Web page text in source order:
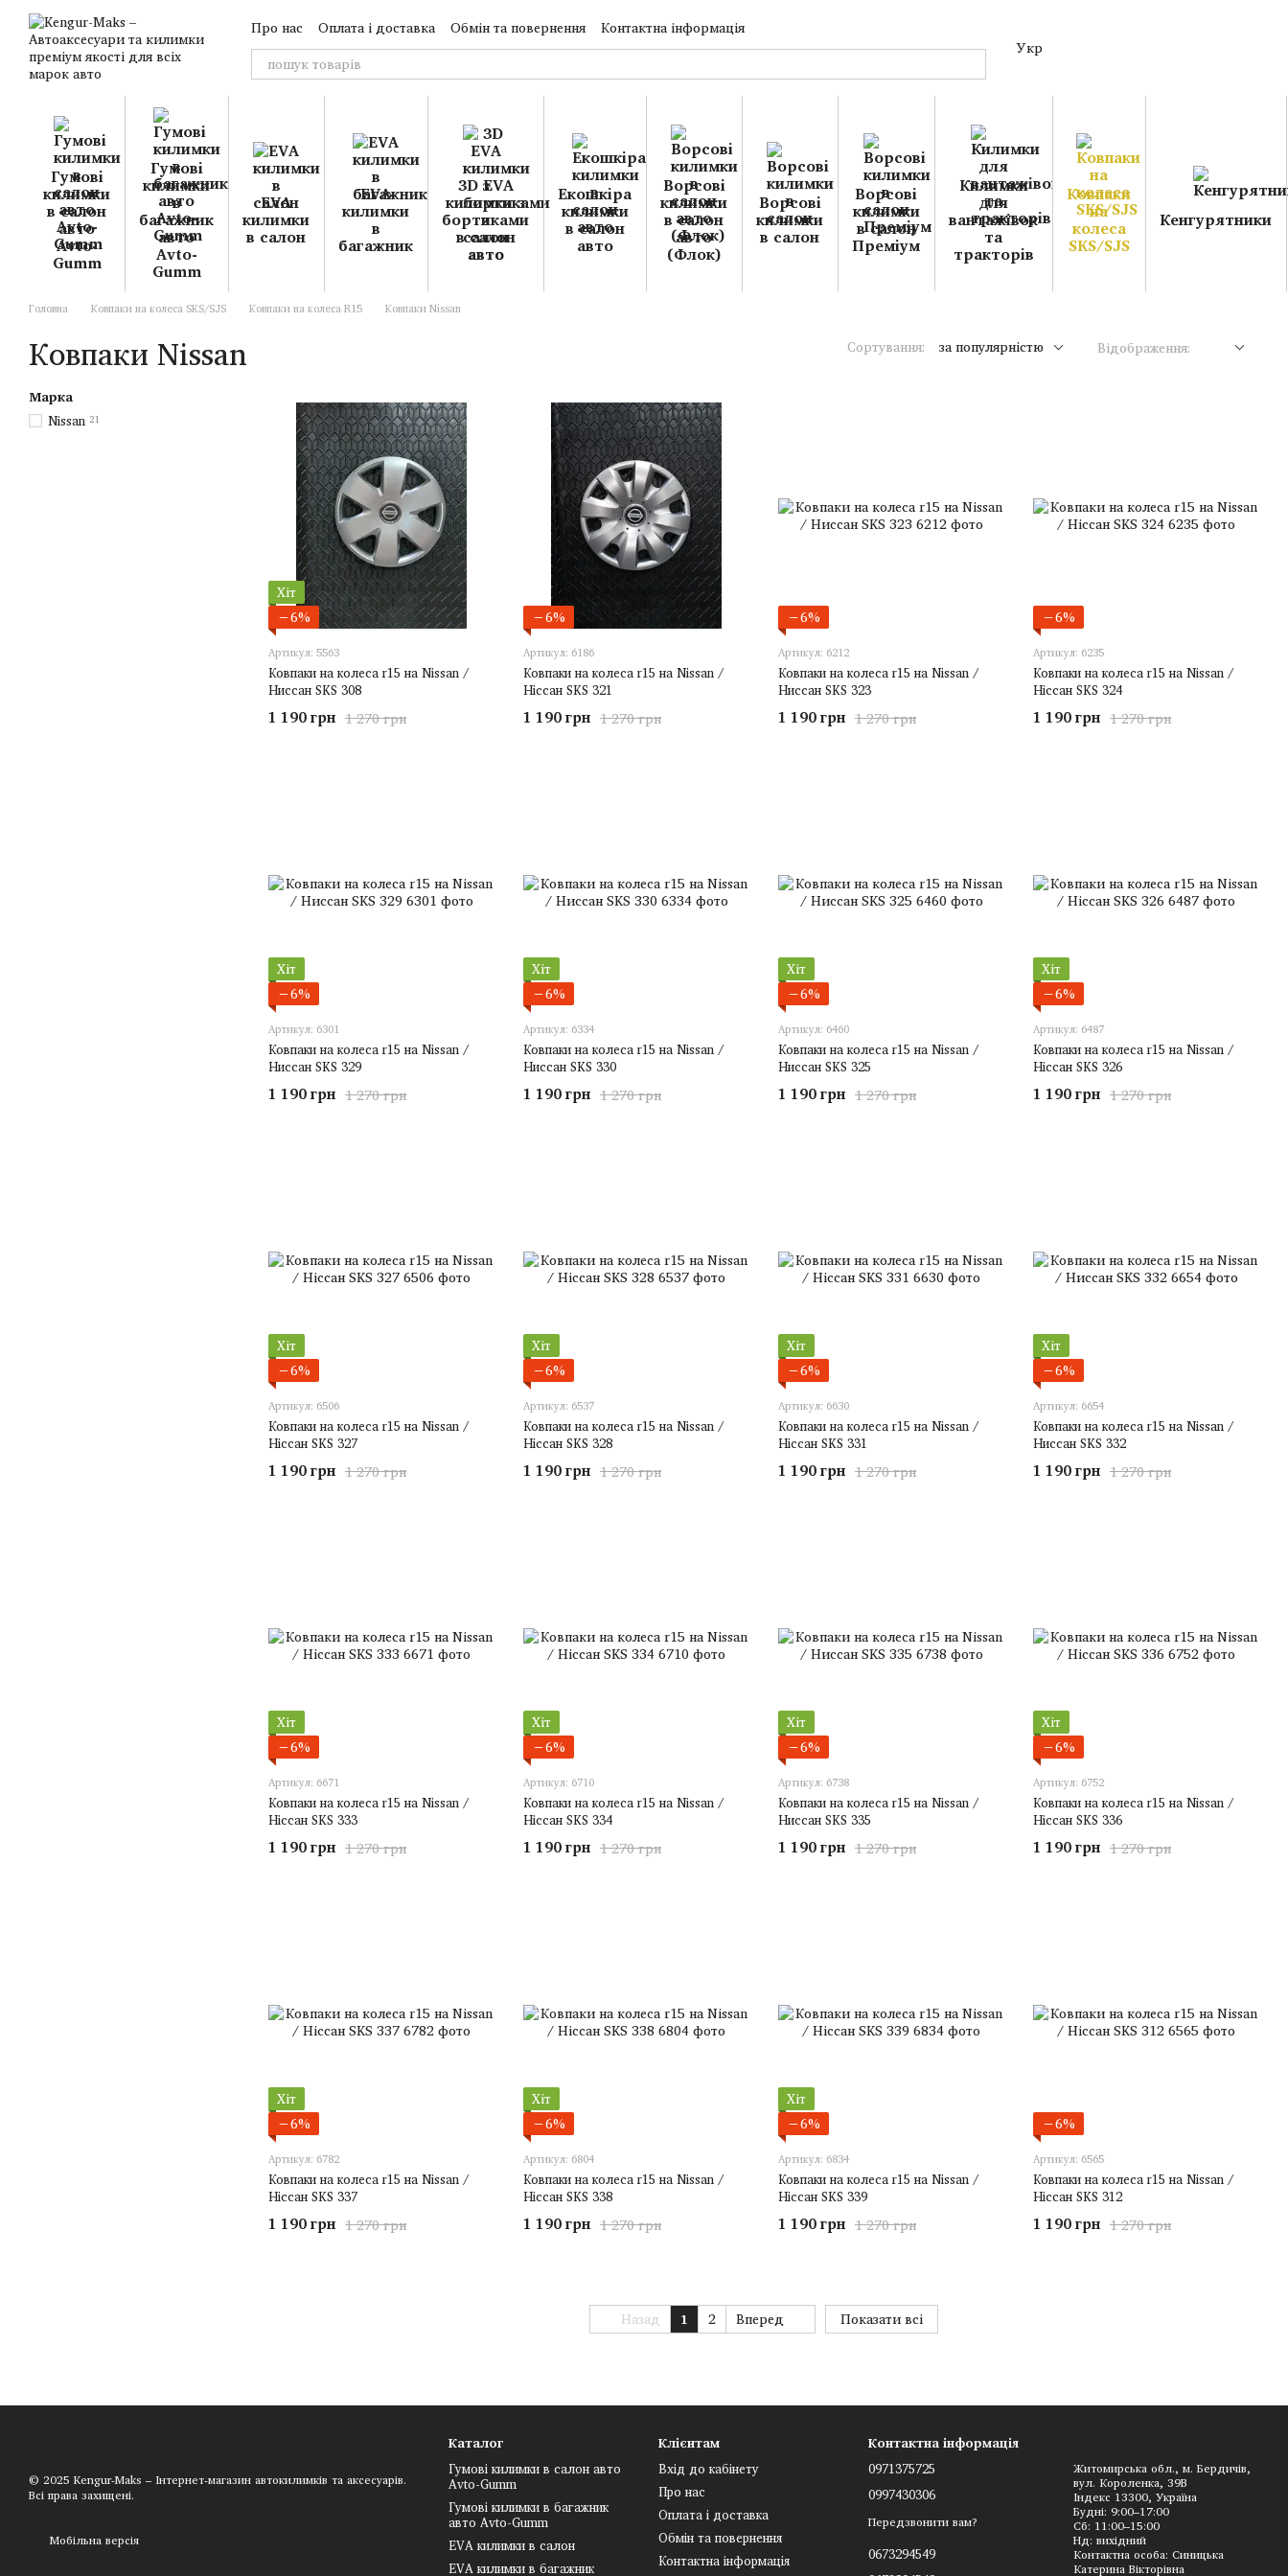
Перейти до основного контенту
Про нас Оплата і доставка Обмін та повернення
Контактна інформація
Укр
Гумові
килимки
в салон
авто
Avto-
Gumm
Гумові
килимки
в
багажник
авто
Avto-
Gumm
EVA
килимки
в салон
EVA
килимки
в
багажник
3D EVA
килимки з
бортиками
в салон
авто
Екошкіра
килимки
в салон
авто
Ворсові
килимки
в салон
авто
(Флок)
Ворсові
килимки
в салон
Ворсові
килимки
в салон
Преміум
Килимки
для
вантажівок
та
тракторів
Ковпаки
на
колеса
SKS/SJS
Кенгурятники
Головна Ковпаки на колеса SKS/SJS Ковпаки на колеса R15 Ковпаки Nissan
Ковпаки Nissan Сортування: за популярністю Відображення:
Хіт
−6%
Артикул: 5563
Ковпаки на колеса r15 на Nissan /
Ниссан SKS 308
1 270 грн
1 190 грн
−6%
Артикул: 6186
Ковпаки на колеса r15 на Nissan /
Ніссан SKS 321
1 270 грн
1 190 грн
−6%
Артикул: 6212
Ковпаки на колеса r15 на Nissan /
Ниссан SKS 323
1 270 грн
1 190 грн
−6%
Артикул: 6235
Ковпаки на колеса r15 на Nissan /
Ніссан SKS 324
1 270 грн
1 190 грн
Хіт
−6%
Артикул: 6301
Ковпаки на колеса r15 на Nissan /
Ниссан SKS 329
1 270 грн
1 190 грн
Хіт
−6%
Артикул: 6334
Ковпаки на колеса r15 на Nissan /
Ниссан SKS 330
1 270 грн
1 190 грн
Хіт
−6%
Артикул: 6460
Ковпаки на колеса r15 на Nissan /
Ниссан SKS 325
1 270 грн
1 190 грн
Хіт
−6%
Артикул: 6487
Ковпаки на колеса r15 на Nissan /
Ніссан SKS 326
1 270 грн
1 190 грн
Хіт
−6%
Артикул: 6506
Ковпаки на колеса r15 на Nissan /
Ніссан SKS 327
1 270 грн
1 190 грн
Хіт
−6%
Артикул: 6537
Ковпаки на колеса r15 на Nissan /
Ніссан SKS 328
1 270 грн
1 190 грн
Хіт
−6%
Артикул: 6630
Ковпаки на колеса r15 на Nissan /
Ніссан SKS 331
1 270 грн
1 190 грн
Хіт
−6%
Артикул: 6654
Ковпаки на колеса r15 на Nissan /
Ниссан SKS 332
1 270 грн
1 190 грн
Хіт
−6%
Артикул: 6671
Ковпаки на колеса r15 на Nissan /
Ніссан SKS 333
1 270 грн
1 190 грн
Хіт
−6%
Артикул: 6710
Ковпаки на колеса r15 на Nissan /
Ніссан SKS 334
1 270 грн
1 190 грн
Хіт
−6%
Артикул: 6738
Ковпаки на колеса r15 на Nissan /
Ниссан SKS 335
1 270 грн
1 190 грн
Хіт
−6%
Артикул: 6752
Ковпаки на колеса r15 на Nissan /
Ніссан SKS 336
1 270 грн
1 190 грн
Хіт
−6%
Артикул: 6782
Ковпаки на колеса r15 на Nissan /
Ніссан SKS 337
1 270 грн
1 190 грн
Хіт
−6%
Артикул: 6804
Ковпаки на колеса r15 на Nissan /
Ніссан SKS 338
1 270 грн
1 190 грн
Хіт
−6%
Артикул: 6834
Ковпаки на колеса r15 на Nissan /
Ніссан SKS 339
1 270 грн
1 190 грн
−6%
Артикул: 6565
Ковпаки на колеса r15 на Nissan /
Ніссан SKS 312
1 270 грн
1 190 грн
Назад 1 2 Вперед Показати всі
Марка
Nissan 21
© 2025 Kengur-Maks – Інтернет-магазин автокилимків та аксесуарів.
Всі права захищені.
Мобільна версія
Каталог
Гумові килимки в салон авто
Avto-Gumm
Гумові килимки в багажник
авто Avto-Gumm
EVA килимки в салон
EVA килимки в багажник
Клієнтам
Вхід до кабінету
Про нас
Оплата і доставка
Обмін та повернення
Контактна інформація
Контактна інформація
0971375725
0997430306
Передзвонити вам?
0673294549
Житомирська обл., м. Бердичів,
вул. Короленка, 39В
Індекс 13300, Україна
Будні: 9:00–17:00
Сб: 11:00–15:00
Нд: вихідний
Контактна особа: Синицька
Катерина Вікторівна